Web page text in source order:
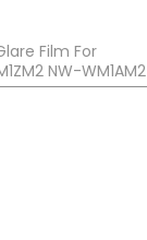
Film For
NW-WM1AM2